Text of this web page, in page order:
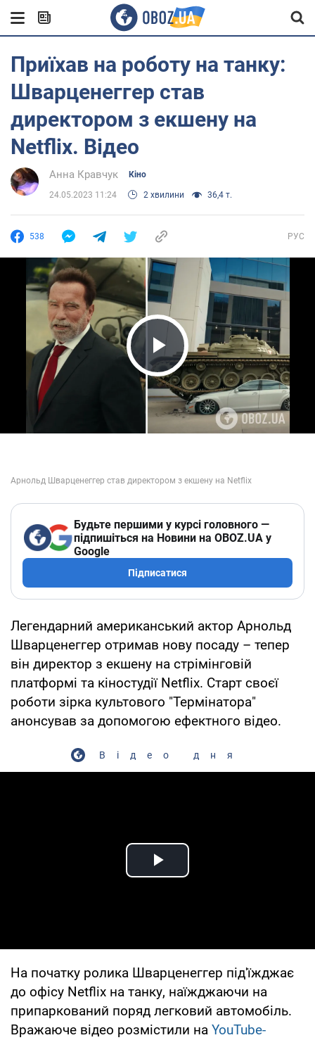
Приїхав на роботу на танку:
Шварценеггер став
директором з екшену на
Netflix. Відео
Анна Кравчук Кіно
24.05.2023 11:24 2 хвилини 36,4 т.
538 РУС
Play Video
Будьте першими у курсі головного —
підпишіться на Новини на OBOZ.UA у
Google
Підписатися
Легендарний американський актор Арнольд
Шварценеггер отримав нову посаду – тепер
він директор з екшену на стрімінговій
платформі та кіностудії Netflix. Старт своєї
роботи зірка культового "Термінатора"
анонсував за допомогою ефектного відео.
Відео дня
Play Video
На початку ролика Шварценеггер під'їжджає
до офісу Netflix на танку, наїжджаючи на
припаркований поряд легковий автомобіль.
Вражаюче відео розмістили на YouTube-